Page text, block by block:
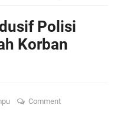
Polisi
Korban
Comment